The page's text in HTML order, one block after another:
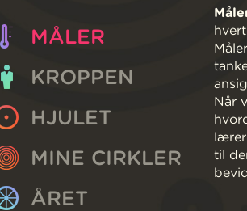
MÅLER
KROPPEN
HJULET
MINE CIRKLER
ÅRET
Når
lærer
til